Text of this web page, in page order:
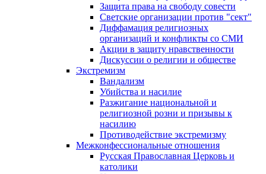
Защита права на свободу совести
Светские организации против "сект"
Диффамация религиозных
организаций и конфликты со СМИ
Акции в защиту нравственности
Дискуссии о религии и обществе
Экстремизм
Вандализм
Убийства и насилие
Разжигание национальной и
религиозной розни и призывы к
насилию
Противодействие экстремизму
Межконфессиональные отношения
Русская Православная Церковь и
католики